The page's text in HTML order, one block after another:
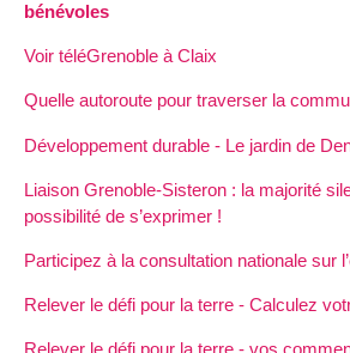
bénévoles
Voir téléGrenoble à Claix
Quelle autoroute pour traverser la
Développement durable - Le jardin de
Liaison Grenoble-Sisteron : la majorité
possibilité de s’exprimer !
Participez à la consultation nationale sur
Relever le défi pour la terre - Calculez